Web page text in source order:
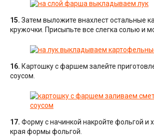
15. Затем выложите внахлест остальные
кружочки. Присыпьте все слегка солью и
16. Картошку с фаршем залейте
соусом.
17. Форму с начинкой накройте фольгой и
края формы фольгой.